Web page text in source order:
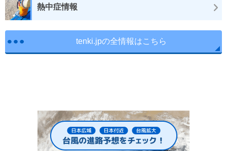
熱中症情報
tenki.jpの全情報はこちら